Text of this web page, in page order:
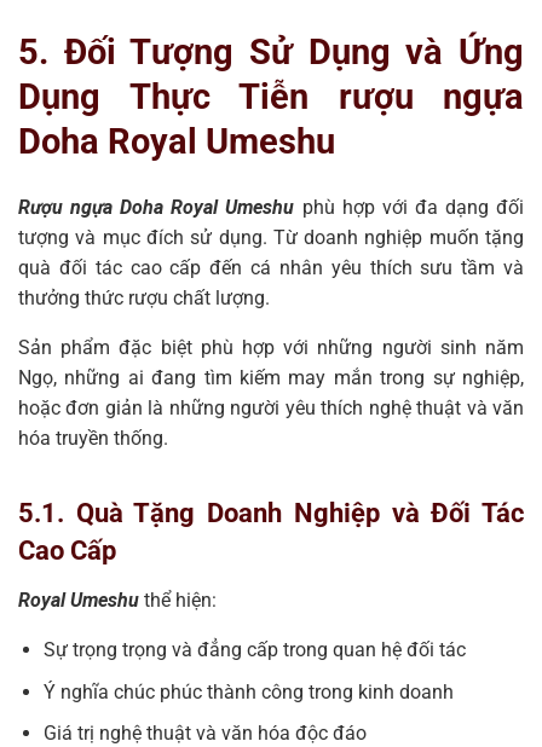
5. Đối Tượng Sử Dụng và Ứng
Dụng Thực Tiễn rượu ngựa
Doha Royal Umeshu
Rượu ngựa Doha Royal Umeshu phù hợp với đa dạng đối
tượng và mục đích sử dụng. Từ doanh nghiệp muốn tặng
quà đối tác cao cấp đến cá nhân yêu thích sưu tầm và
thưởng thức rượu chất lượng.
Sản phẩm đặc biệt phù hợp với những người sinh năm
Ngọ, những ai đang tìm kiếm may mắn trong sự nghiệp,
hoặc đơn giản là những người yêu thích nghệ thuật và văn
hóa truyền thống.
5.1. Quà Tặng Doanh Nghiệp và Đối Tác
Cao Cấp
Royal Umeshu thể hiện:
Sự trọng trọng và đẳng cấp trong quan hệ đối tác
Ý nghĩa chúc phúc thành công trong kinh doanh
Giá trị nghệ thuật và văn hóa độc đáo